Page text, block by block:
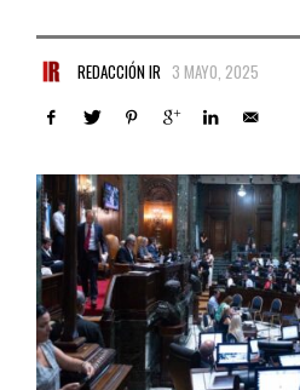
REDACCIÓN IR 3 MAYO, 2025